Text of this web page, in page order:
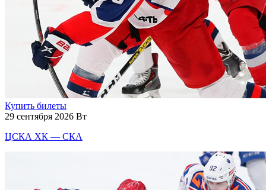
Купить билеты
29 сентября 2026 Вт
ЦСКА ХК — СКА